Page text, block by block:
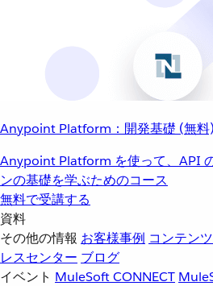
Anypoint Platform：開発基礎 (無料)
Anypoint Platform を使って、API
ンの基礎を学ぶためのコース
無料で受講する
資料
その他の情報 お客様事例 コンテン
レスセンター ブログ
イベント MuleSoft CONNECT